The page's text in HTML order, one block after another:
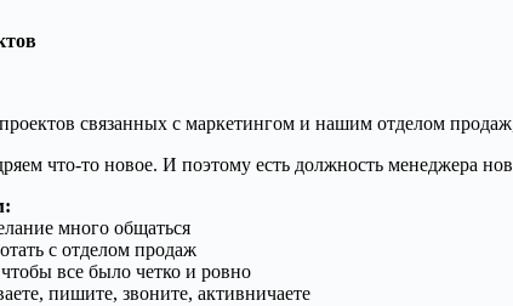
связанных с маркетингом и нашим отделом
что-то новое. И поэтому есть должность менеджера
много общаться
с отделом продаж
все было четко и ровно
пишите, звоните, активничаете